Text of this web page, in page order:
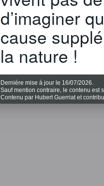
d’imaginer
cause
la nature !
Dernière mise à jour le 16/07/2026.
Sauf mention contraire, le contenu est
Contenu par Hubert Guerriat et